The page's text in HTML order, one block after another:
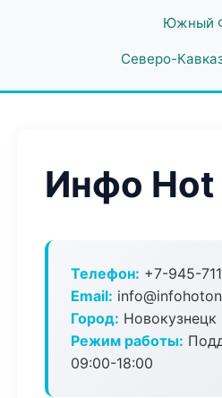
Южный
Северо-
Инфо Hot
Телефон: +7-945-
Email:
Город: Новокузнецк
Режим работы:
09:00-18:00